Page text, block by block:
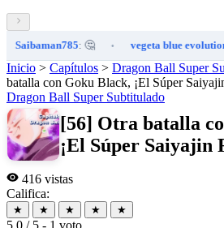
: 🤔 • vegeta blue evolution:
Inicio > Capítulos > Dragon Ball Super
batalla con Goku Black, ¡El Súper
Dragon Ball Super Subtitulado
[56] Otra batalla
¡El Súper Saiyajin
416 vistas
Califica:
★ ★ ★ ★ ★
5.0 / 5 - 1 voto